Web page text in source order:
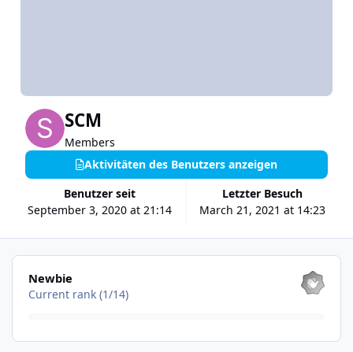
SCM
Members
Benutzer seit
September 3, 2020 at 21:14
Letzter Besuch
March 21, 2021 at 14:23
Aktivitäten des Benutzers anzeigen
Alle anzeigen
Newbie
Current rank (1/14)